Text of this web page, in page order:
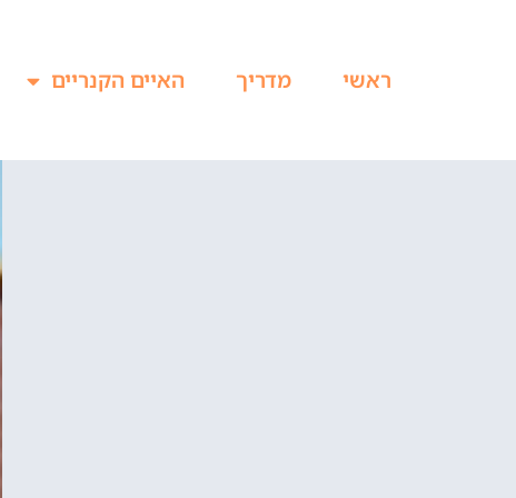
ראשי מדריך האיים הקנריים